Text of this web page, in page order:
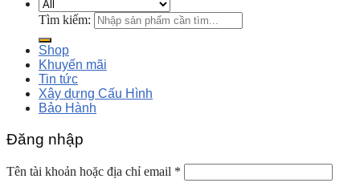
Tìm kiếm:
Shop
Khuyến mãi
Tin tức
Xây dựng Cấu Hình
Bảo Hành
Đăng nhập
Tên tài khoản hoặc địa chỉ email *